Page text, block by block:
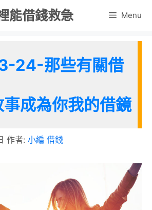
能借錢救急 Menu
24-那些有關借
成為你我的借鏡
作者: 小編 借錢